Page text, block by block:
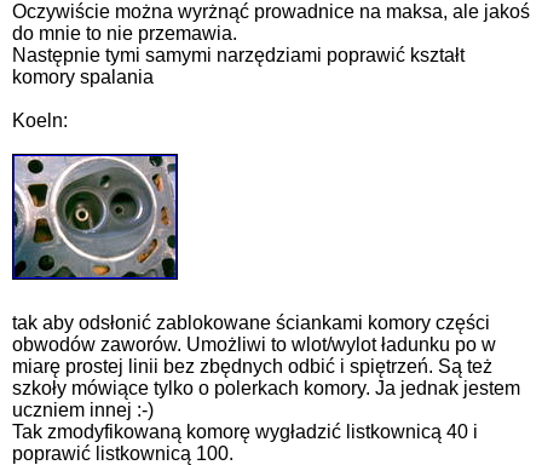
Oczywiście można wyrżnąć prowadnice na maksa, ale jakoś
do mnie to nie przemawia.
Następnie tymi samymi narzędziami poprawić kształt
komory spalania
Koeln:
tak aby odsłonić zablokowane ściankami komory części
obwodów zaworów. Umożliwi to wlot/wylot ładunku po w
miarę prostej linii bez zbędnych odbić i spiętrzeń. Są też
szkoły mówiące tylko o polerkach komory. Ja jednak jestem
uczniem innej :-)
Tak zmodyfikowaną komorę wygładzić listkownicą 40 i
poprawić listkownicą 100.